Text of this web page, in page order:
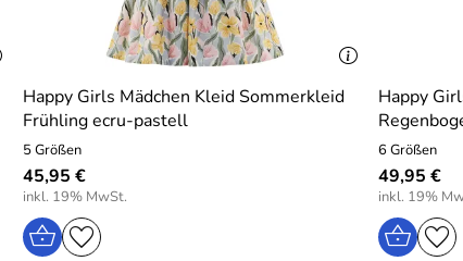
Happy Girls Mädchen Kleid Sommerkleid
Frühling ecru-pastell
5 Größen
45,95 €
inkl. 19% MwSt.
Happy
6 Größen
49,95 €
inkl. 19%